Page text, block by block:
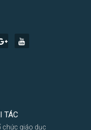
TÁC
chức giáo dục